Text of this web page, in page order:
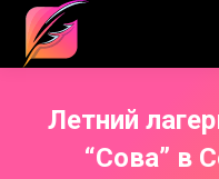
Летний
“Сова” в